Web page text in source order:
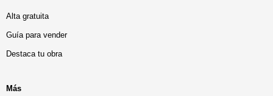
Alta gratuita
Guía para vender
Destaca tu obra
Más